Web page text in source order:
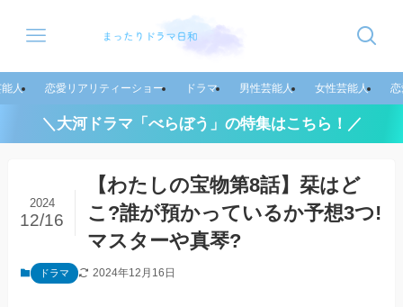
人 恋愛リアリティーショー ドラマ 男性芸能人 女性芸能人
＼大河ドラマ「べらぼう」の特集はこちら！／
【わたしの宝物第8話】栞はど
こ?誰が預かっているか予想3つ!
マスターや真琴?
2024
12/16
ドラマ 2024年12月16日